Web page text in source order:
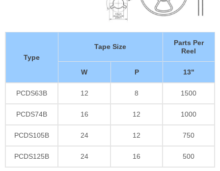
Type
Tape Size
Parts Per
Reel
W P 13"
PCDS63B 12 8 1500
PCDS74B 16 12 1000
PCDS105B 24 12 750
PCDS125B 24 16 500